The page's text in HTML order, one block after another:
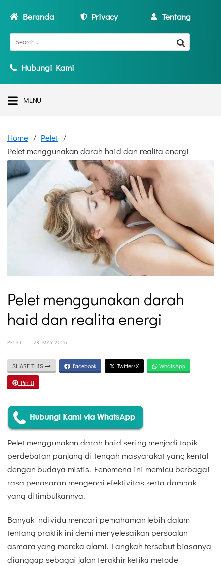
Beranda Privacy Tentang
Hubungi Kami
MENU
Home
Pelet
Pelet menggunakan darah haid dan realita energi
Pelet menggunakan darah
haid dan realita energi
PELET · 28 MAY 2026
SHARE THIS Facebook Twitter/X WhatsApp
Pin It
Pelet menggunakan darah haid sering menjadi topik
perdebatan panjang di tengah masyarakat yang kental
dengan budaya mistis. Fenomena ini memicu berbagai
rasa penasaran mengenai efektivitas serta dampak
yang ditimbulkannya.
Banyak individu mencari pemahaman lebih dalam
tentang praktik ini demi menyelesaikan persoalan
asmara yang mereka alami. Langkah tersebut biasanya
dianggap sebagai jalan terakhir ketika metode